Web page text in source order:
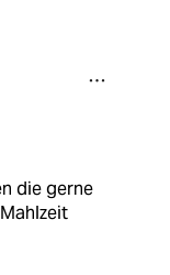
die gerne